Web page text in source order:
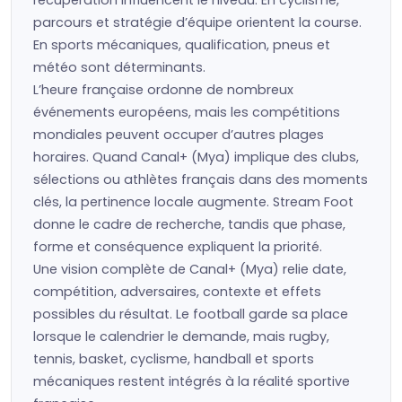
parcours et stratégie d’équipe orientent la course.
En sports mécaniques, qualification, pneus et
météo sont déterminants.
L’heure française ordonne de nombreux
événements européens, mais les compétitions
mondiales peuvent occuper d’autres plages
horaires. Quand Canal+ (Mya) implique des clubs,
sélections ou athlètes français dans des moments
clés, la pertinence locale augmente. Stream Foot
donne le cadre de recherche, tandis que phase,
forme et conséquence expliquent la priorité.
Une vision complète de Canal+ (Mya) relie date,
compétition, adversaires, contexte et effets
possibles du résultat. Le football garde sa place
lorsque le calendrier le demande, mais rugby,
tennis, basket, cyclisme, handball et sports
mécaniques restent intégrés à la réalité sportive